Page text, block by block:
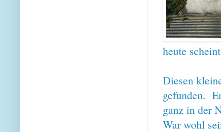
heute
Diesen
gefunden.
ganz in der
War wohl